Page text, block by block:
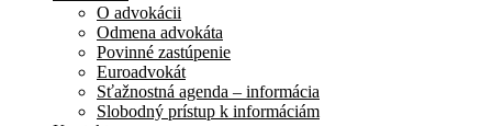
O advokácii
Odmena advokáta
Povinné zastúpenie
Euroadvokát
Sťažnostná agenda – informácia
Slobodný prístup k informáciám